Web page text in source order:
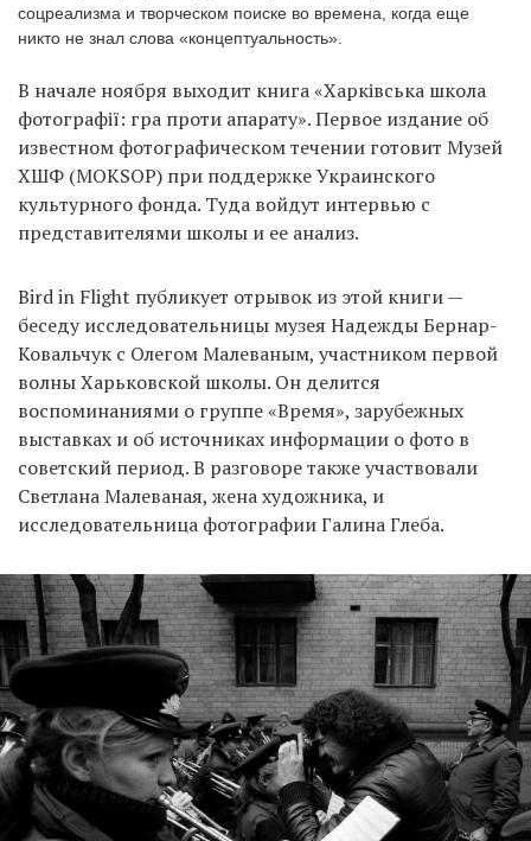
соцреализма и творческом поиске во времена, когда еще
никто не знал слова «концептуальность».
В начале ноября выходит книга «Харківська школа
фотографії: гра проти апарату». Первое издание об
известном фотографическом течении готовит Музей
ХШФ (MOKSOP) при поддержке Украинского
культурного фонда. Туда войдут интервью с
представителями школы и ее анализ.
Bird in Flight публикует отрывок из этой книги —
беседу исследовательницы музея Надежды Бернар-
Ковальчук с Олегом Малеваным, участником первой
волны Харьковской школы. Он делится
воспоминаниями о группе «Время», зарубежных
выставках и об источниках информации о фото в
советский период. В разговоре также участвовали
Светлана Малеваная, жена художника, и
исследовательница фотографии Галина Глеба.